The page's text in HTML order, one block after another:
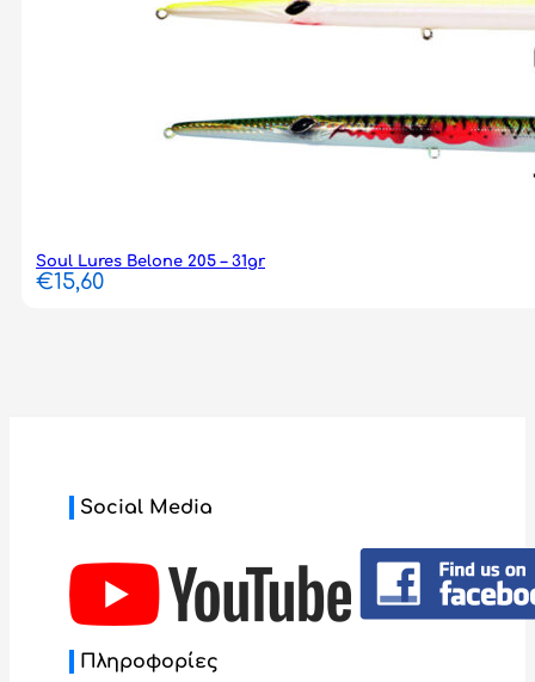
Soul Lures Belone 205 – 31gr
€15,60
Social Media
Πληροφορίες